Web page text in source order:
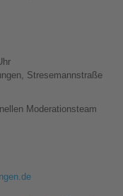
Stresemannstraße
Moderationsteam